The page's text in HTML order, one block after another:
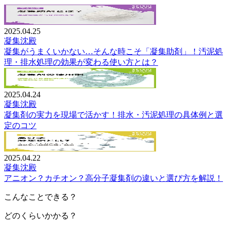
2025.04.25
凝集沈殿
凝集がうまくいかない…そんな時こそ「凝集助剤」！汚泥処
理・排水処理の効果が変わる使い方とは？
2025.04.24
凝集沈殿
凝集剤の実力を現場で活かす！排水・汚泥処理の具体例と選
定のコツ
2025.04.22
凝集沈殿
アニオン？カチオン？高分子凝集剤の違いと選び方を解説！
こんなことできる？
どのくらいかかる？